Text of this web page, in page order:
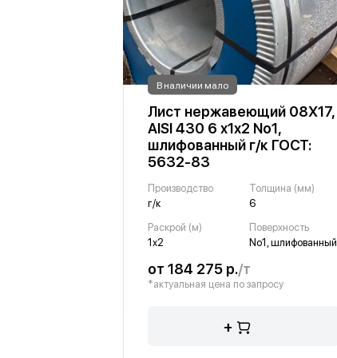
В наличии мало
Лист нержавеющий 08Х17,
AISI 430 6 х1х2 No1,
шлифованный г/к ГОСТ:
5632-83
Производство
г/к
Толщина (мм)
6
Раскрой (м)
1х2
Поверхность
No1, шлифованный
от 184 275 р./т
*актуальная цена по запросу
+